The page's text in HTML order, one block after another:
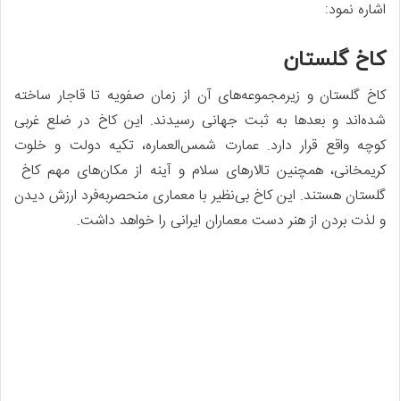
اشاره نمود:
کاخ گلستان
کاخ گلستان و زیرمجموعه‌های آن از زمان صفویه تا قاجار ساخته
شده‌اند و بعدها به ثبت جهانی رسیدند. این کاخ در ضلع غربی
کوچه واقع قرار دارد. عمارت شمس‌العماره، تکیه دولت و خلوت
کریمخانی، همچنین تالار‌های سلام و آینه از مکان‌های مهم کاخ
گلستان هستند. این کاخ بی‌نظیر با معماری منحصربه‌فرد ارزش دیدن
و لذت بردن از هنر دست معماران ایرانی را خواهد داشت.